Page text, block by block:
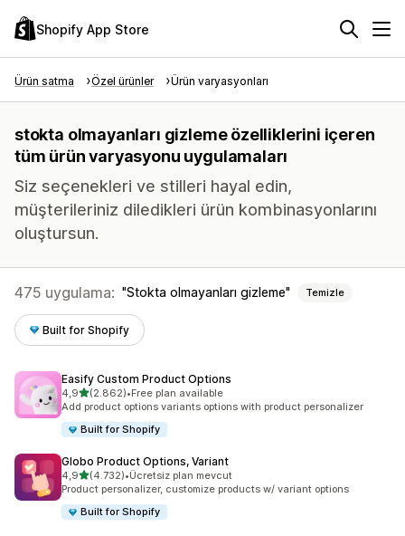
Shopify App Store
Ürün satma Özel ürünler Ürün varyasyonları
stokta olmayanları gizleme özelliklerini içeren
tüm ürün varyasyonu uygulamaları
Siz seçenekleri ve stilleri hayal edin,
müşterileriniz diledikleri ürün kombinasyonlarını
oluştursun.
475 uygulama: Stokta olmayanları gizleme Temizle
Built for Shopify
Easify Custom Product Options
4,95 yıldız üzerinden
(2.862)
toplam 2862 değerlendirme
•Free plan available
Add product options variants options with product personalizer
Built for Shopify
Globo Product Options, Variant
4,95 yıldız üzerinden
(4.732)
toplam 4732 değerlendirme
•Ücretsiz plan mevcut
Product personalizer, customize products w/ variant options
Built for Shopify